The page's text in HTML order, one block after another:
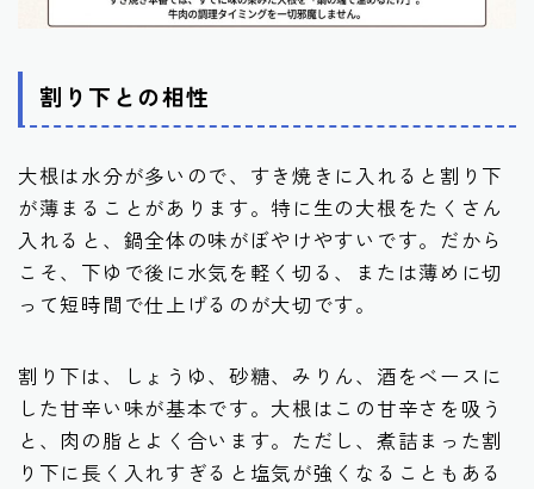
割り下との相性
大根は水分が多いので、すき焼きに入れると割り下
が薄まることがあります。特に生の大根をたくさん
入れると、鍋全体の味がぼやけやすいです。だから
こそ、下ゆで後に水気を軽く切る、または薄めに切
って短時間で仕上げるのが大切です。
割り下は、しょうゆ、砂糖、みりん、酒をベースに
した甘辛い味が基本です。大根はこの甘辛さを吸う
と、肉の脂とよく合います。ただし、煮詰まった割
り下に長く入れすぎると塩気が強くなることもある